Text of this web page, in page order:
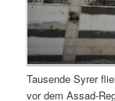
Tausende Syrer
vor dem Assad-